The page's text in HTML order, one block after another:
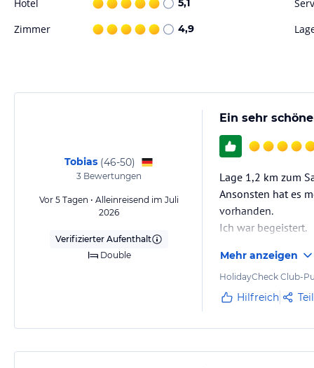
Hotel 5,1
Zimmer 4,9
Tobias (46-50)
3Bewertungen
Vor 5 Tagen • Alleinreisend im Juli
2026
Verifizierter Aufenthalt
Double
Ein sehr
Lage 1,2 km zum
Ansonsten hat es
vorhanden.
Ich war begeistert.
Mehr anzeigen
HolidayCheck Club-
Hilfreich